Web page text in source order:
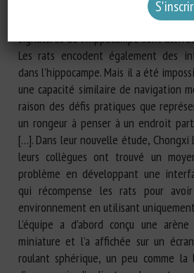
nous trouvons. Lorsque nous
ou que nous pensons simplement à
signatures de l’hippocampe sont
Les rats encodent également des
dans l’hippocampe. Mais il a été
une capacité similaire de navigation
raison des défis pratiques que
un rongeur à penser à un endroit
[…]. Dans leur nouvelle étude,
leurs collègues ont trouvé un
problème en développant une
qui récompense les rats pour
environnement en utilisant
L’équipe a d’abord conçu une
miniature et l’a affichée sur un
roulant sphérique, un peu comme la